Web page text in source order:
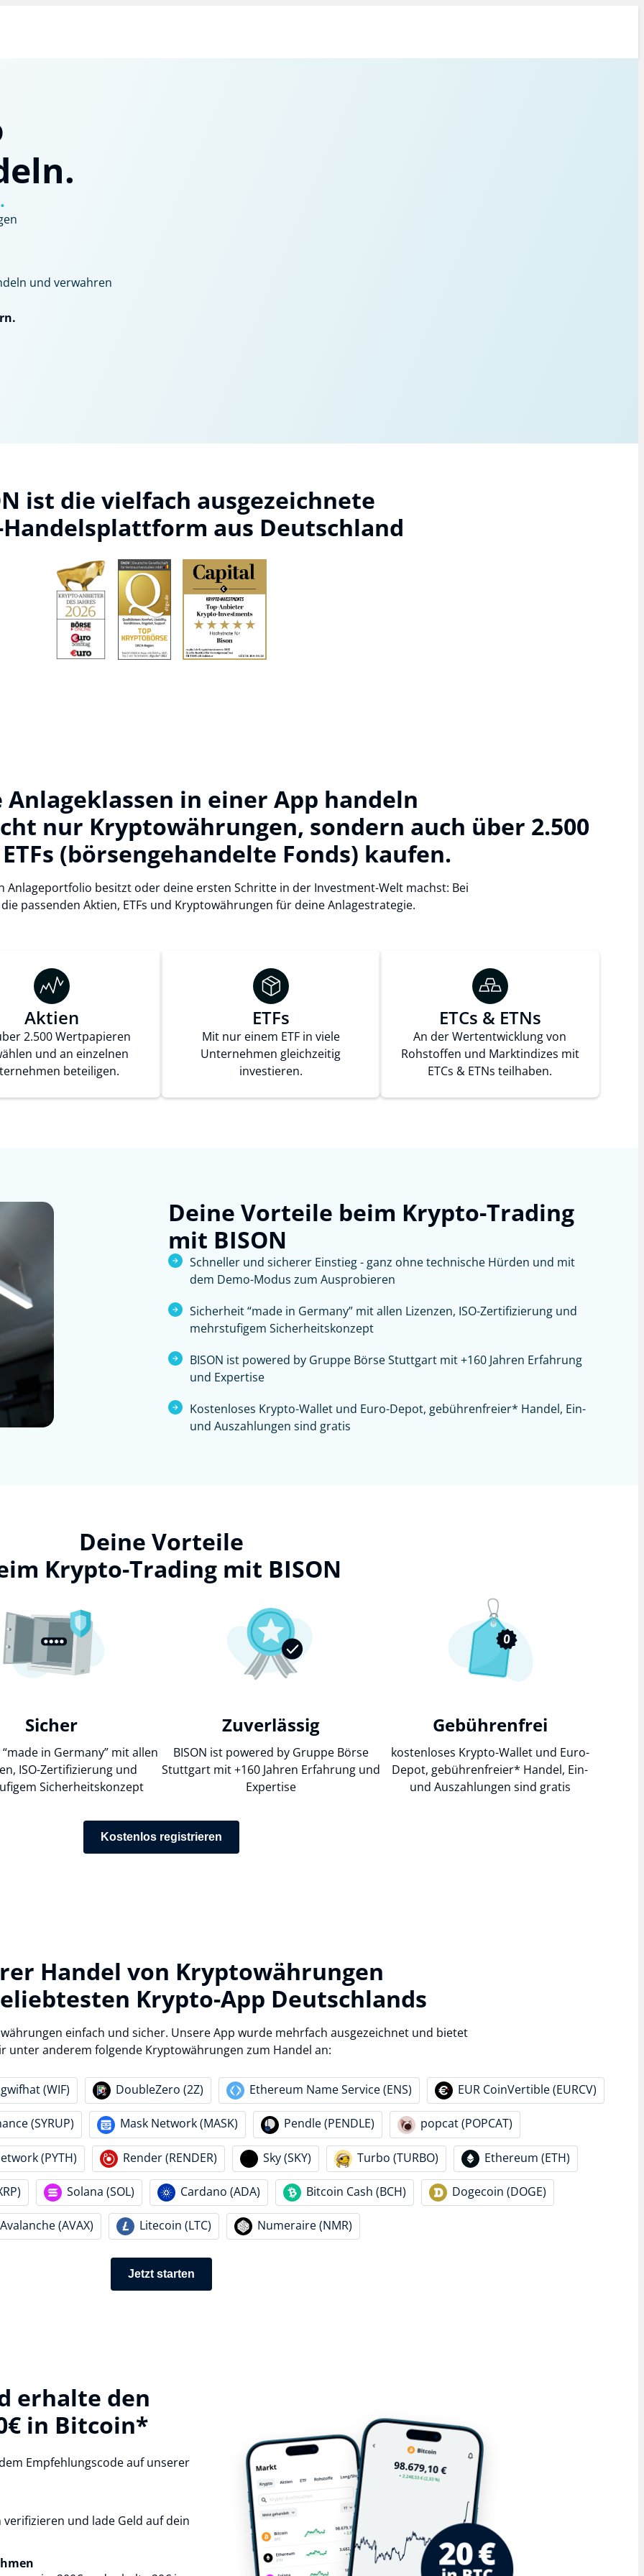
und verwahren
ist die vielfach ausgezeichnete
aus Deutschland
in einer App handeln
nur Kryptowährungen, sondern auch über 2.500
(börsengehandelte Fonds) kaufen.
Anlageportfolio besitzt oder deine ersten Schritte in der Investment-Welt machst: Bei
passenden Aktien, ETFs und Kryptowährungen für deine Anlagestrategie.
Aktien
2.500 Wertpapieren
und an einzelnen
beteiligen.
ETFs
Mit nur einem ETF in viele
Unternehmen gleichzeitig
investieren.
ETCs & ETNs
An der Wertentwicklung von
Rohstoffen und Marktindizes mit
ETCs & ETNs teilhaben.
Deine Vorteile beim Krypto-Trading
mit BISON
Schneller und sicherer Einstieg - ganz ohne technische Hürden und mit
dem Demo-Modus zum Ausprobieren
Sicherheit “made in Germany” mit allen Lizenzen, ISO-Zertifizierung und
mehrstufigem Sicherheitskonzept
BISON ist powered by Gruppe Börse Stuttgart mit +160 Jahren Erfahrung
und Expertise
Kostenloses Krypto-Wallet und Euro-Depot, gebührenfreier* Handel, Ein-
und Auszahlungen sind gratis
Deine Vorteile
Krypto-Trading mit BISON
Sicher
in Germany” mit allen
ISO-Zertifizierung und
Sicherheitskonzept
Zuverlässig
BISON ist powered by Gruppe Börse
Stuttgart mit +160 Jahren Erfahrung und
Expertise
Gebührenfrei
kostenloses Krypto-Wallet und Euro-
Depot, gebührenfreier* Handel, Ein-
und Auszahlungen sind gratis
Kostenlos registrieren
Handel von Kryptowährungen
Krypto-App Deutschlands
einfach und sicher. Unsere App wurde mehrfach ausgezeichnet und bietet
unter anderem folgende Kryptowährungen zum Handel an:
(WIF) DoubleZero (2Z) Ethereum Name Service (ENS) EUR CoinVertible (EURCV)
(SYRUP) Mask Network (MASK) Pendle (PENDLE) popcat (POPCAT)
(PYTH) Render (RENDER) Sky (SKY) Turbo (TURBO) Ethereum (ETH)
Solana (SOL) Cardano (ADA) Bitcoin Cash (BCH) Dogecoin (DOGE)
Avalanche (AVAX) Litecoin (LTC) Numeraire (NMR)
Jetzt starten
erhalte den
in Bitcoin*
Empfehlungscode auf unserer
und lade Geld auf dein